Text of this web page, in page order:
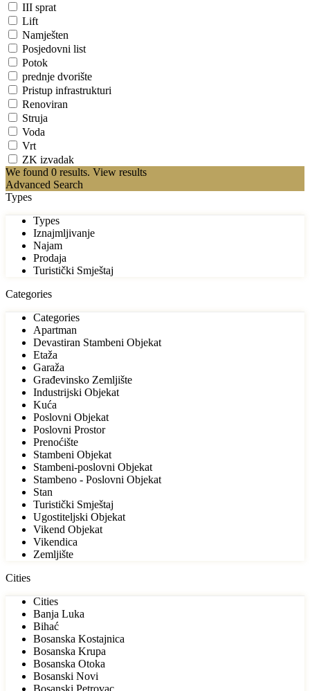
III sprat
Lift
Namješten
Posjedovni list
Potok
prednje dvorište
Pristup infrastrukturi
Renoviran
Struja
Voda
Vrt
ZK izvadak
We found 0 results. View results
Advanced Search
Types
Types
Iznajmljivanje
Najam
Prodaja
Turistički Smještaj
Categories
Categories
Apartman
Devastiran Stambeni Objekat
Etaža
Garaža
Građevinsko Zemljište
Industrijski Objekat
Kuća
Poslovni Objekat
Poslovni Prostor
Prenoćište
Stambeni Objekat
Stambeni-poslovni Objekat
Stambeno - Poslovni Objekat
Stan
Turistički Smještaj
Ugostiteljski Objekat
Vikend Objekat
Vikendica
Zemljište
Cities
Cities
Banja Luka
Bihać
Bosanska Kostajnica
Bosanska Krupa
Bosanska Otoka
Bosanski Novi
Bosanski Petrovac